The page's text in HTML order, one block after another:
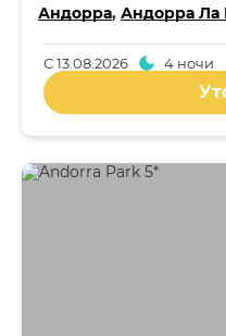
Андорра, Андорра Ла
С13.08.2026 4 ночи